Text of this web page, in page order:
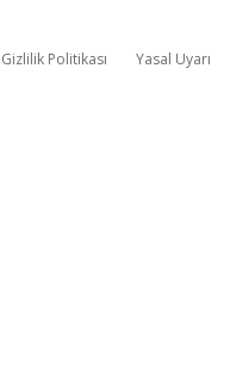
Gizlilik Politikası Yasal Uyarı